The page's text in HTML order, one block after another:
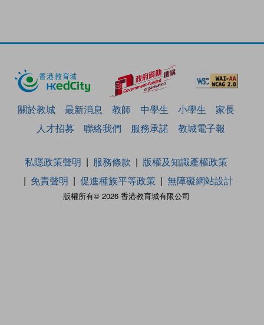
關於教城 最新消息 教師 中學生 小學生
家長
人才招募
聯絡我們 服務承諾 教城電子報
版權所有© 2026 香港教育城有限公司
私隱政策聲明 服務條款
版權及知識產權政策
免責聲明
促進種族平等政策 無障礙網站設計